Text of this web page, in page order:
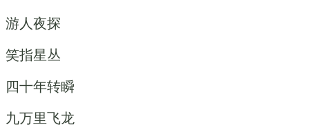
游人夜探
笑指星丛
四十年转瞬
九万里飞龙